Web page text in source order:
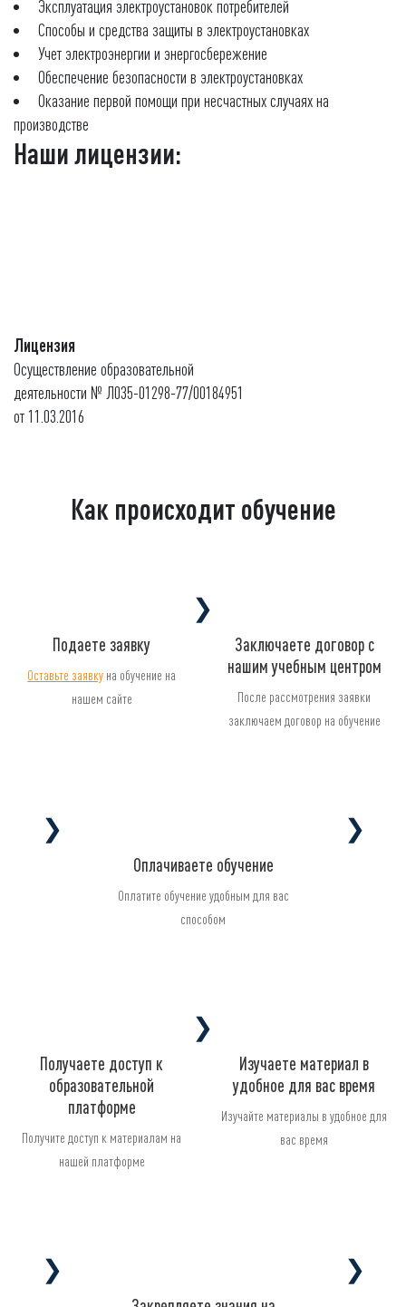
Эксплуатация электроустановок потребителей
Способы и средства защиты в электроустановках
Учет электроэнергии и энергосбережение
Обеспечение безопасности в электроустановках
Оказание первой помощи при несчастных случаях на
производстве
Наши лицензии:
Лицензия
Осуществление образовательной
деятельности № Л035-01298-77/00184951
от 11.03.2016
Как происходит обучение
Подаете заявку
Оставьте заявку на обучение на
нашем сайте
❯
Заключаете договор с
нашим учебным центром
После рассмотрения заявки
заключаем договор на обучение
❯
Оплачиваете обучение
Оплатите обучение удобным для вас
способом
❯
Получаете доступ к
образовательной
платформе
Получите доступ к материалам на
нашей платформе
❯
Изучаете материал в
удобное для вас время
Изучайте материалы в удобное для
вас время
❯ ❯